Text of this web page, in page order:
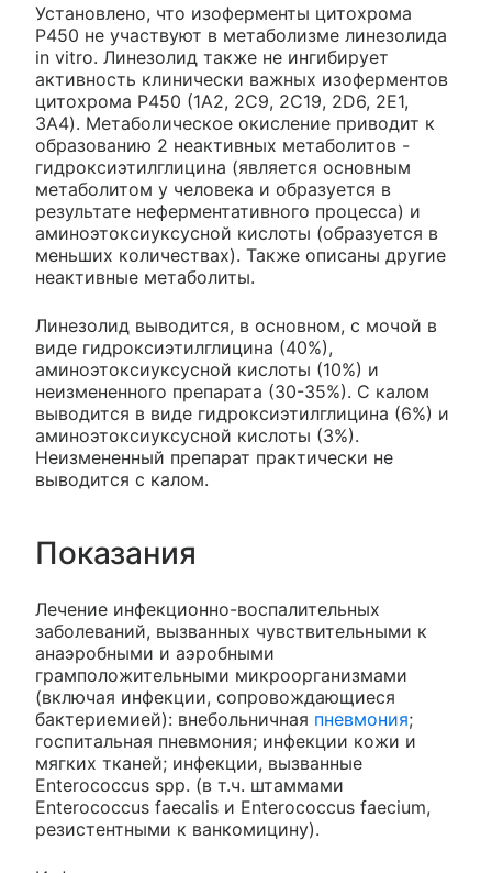
Установлено, что изоферменты цитохрома
P450 не участвуют в метаболизме линезолида
in vitro. Линезолид также не ингибирует
активность клинически важных изоферментов
цитохрома P450 (1А2, 2С9, 2С19, 2D6, 2Е1,
3А4). Метаболическое окисление приводит к
образованию 2 неактивных метаболитов -
гидроксиэтилглицина (является основным
метаболитом у человека и образуется в
результате неферментативного процесса) и
аминоэтоксиуксусной кислоты (образуется в
меньших количествах). Также описаны другие
неактивные метаболиты.
Линезолид выводится, в основном, с мочой в
виде гидроксиэтилглицина (40%),
аминоэтоксиуксусной кислоты (10%) и
неизмененного препарата (30-35%). С калом
выводится в виде гидроксиэтилглицина (6%) и
аминоэтоксиуксусной кислоты (3%).
Неизмененный препарат практически не
выводится с калом.
Показания
Лечение инфекционно-воспалительных
заболеваний, вызванных чувствительными к
анаэробными и аэробными
грамположительными микроорганизмами
(включая инфекции, сопровождающиеся
бактериемией): внебольничная пневмония;
госпитальная пневмония; инфекции кожи и
мягких тканей; инфекции, вызванные
Enterococcus spp. (в т.ч. штаммами
Enterococcus faecalis и Enterococcus faecium,
резистентными к ванкомицину).